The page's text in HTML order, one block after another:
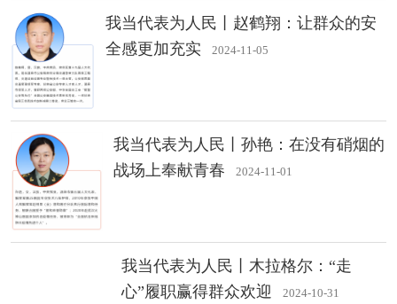
我当代表为人民丨赵鹤翔：让群众的安
全感更加充实
2024-11-05
我当代表为人民丨孙艳：在没有硝烟的
战场上奉献青春
2024-11-01
我当代表为人民丨木拉格尔：“走
心”履职赢得群众欢迎
2024-10-31